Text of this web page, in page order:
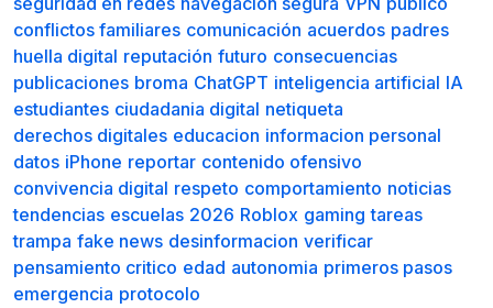
conflictos familiares comunicación acuerdos padres
huella digital reputación futuro consecuencias
publicaciones broma ChatGPT inteligencia artificial IA
estudiantes ciudadania digital netiqueta
derechos digitales educacion informacion personal
datos iPhone reportar contenido ofensivo
convivencia digital respeto comportamiento noticias
tendencias escuelas 2026 Roblox gaming tareas
trampa fake news desinformacion verificar
pensamiento critico edad autonomia primeros pasos
emergencia protocolo